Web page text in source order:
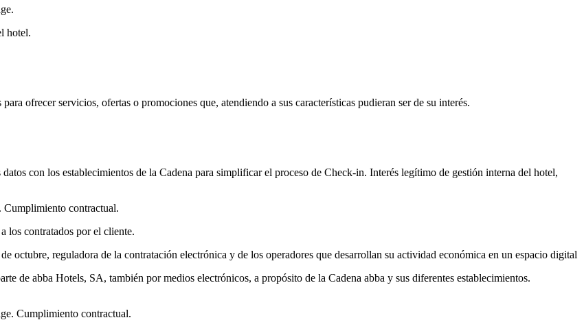
hotel.
ofrecer servicios, ofertas o promociones que, atendiendo a sus características pudieran ser de su interés.
con los establecimientos de la Cadena para simplificar el proceso de Check-in. Interés legítimo de gestión interna del hotel,
Cumplimiento contractual.
los contratados por el cliente.
octubre, reguladora de la contratación electrónica y de los operadores que desarrollan su actividad económica en un espacio digital
de abba Hotels, SA, también por medios electrónicos, a propósito de la Cadena abba y sus diferentes establecimientos.
Cumplimiento contractual.